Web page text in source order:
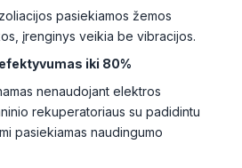
pasiekiamos žemos
įrenginys veikia be vibracijos.
iki 80%
nenaudojant elektros
rekuperatoriaus su padidintu
pasiekiamas naudingumo